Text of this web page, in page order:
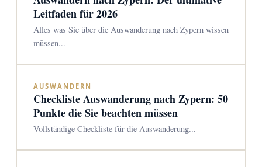
Leitfaden für 2026
Alles was Sie über die Auswanderung nach Zypern wissen
müssen...
AUSWANDERN
Checkliste Auswanderung nach Zypern: 50
Punkte die Sie beachten müssen
Vollständige Checkliste für die Auswanderung...